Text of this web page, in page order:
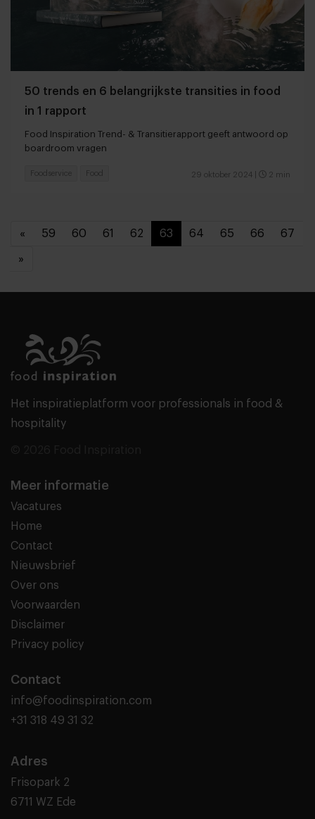
50 trends en 6 belangrijkste transities in food
in 1 rapport
Food Inspiration Trend- & Transitierapport geeft antwoord op
boardroom vragen
29 oktober 2024 2 min
Foodservice Food
« 59 60 61 62 63 64 65 66 67
»
Het inspiratieplatform voor professionals in food &
hospitality
Meer informatie
Vacatures
Home
Contact
Nieuwsbrief
Over ons
Voorwaarden
Disclaimer
Privacy policy
Contact
info@foodinspiration.com
+31 318 49 31 32
Adres
Frisopark 2
6711 WZ Ede